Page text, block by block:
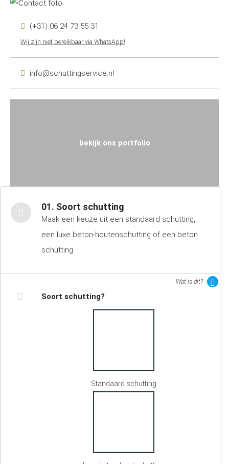
(+31) 06 24 73 55 31
Wij zijn niet bereikbaar via WhatsApp!
info@schuttingservice.nl
bekijk ons portfolio
01. Soort schutting
Maak een keuze uit een standaard schutting,
een luxe beton-houtenschutting of een beton
schutting.
Wat is dit?
Soort schutting?
Standaard schutting